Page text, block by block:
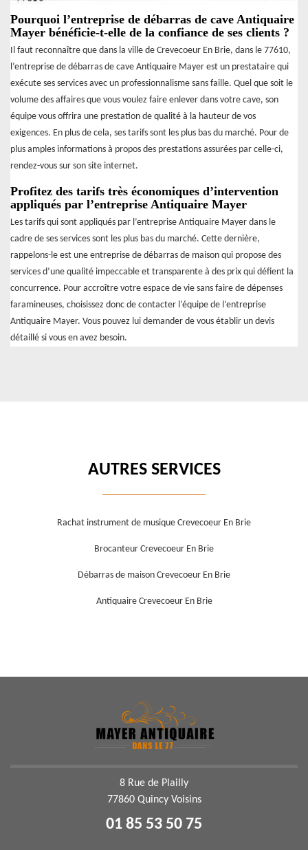
Pourquoi l’entreprise de débarras de cave Antiquaire
Mayer bénéficie-t-elle de la confiance de ses clients ?
Il faut reconnaître que dans la ville de Crevecoeur En Brie, dans le 77610,
l’entreprise de débarras de cave Antiquaire Mayer est un prestataire qui
exécute ses services avec un professionnalisme sans faille. Quel que soit le
volume des affaires que vous voulez faire enlever dans votre cave, son
équipe vous offrira une prestation de qualité à la hauteur de vos
exigences. En plus de cela, ses tarifs sont les plus bas du marché. Pour de
plus amples informations à propos des prestations assurées par celle-ci,
rendez-vous sur son site internet.
Profitez des tarifs très économiques d’intervention
appliqués par l’entreprise Antiquaire Mayer
Les tarifs qui sont appliqués par l’entreprise Antiquaire Mayer dans le
cadre de ses services sont les plus bas du marché. Cette dernière,
rappelons-le est une entreprise de débarras de maison qui propose des
services d’une qualité impeccable et transparente à des prix qui défient la
concurrence. Pour accroître votre espace de vie sans faire de dépenses
faramineuses, choisissez donc de contacter l’équipe de l’entreprise
Antiquaire Mayer. Vous pouvez lui demander de vous établir un devis
détaillé si vous en avez besoin.
AUTRES SERVICES
Rachat instrument de musique Crevecoeur En Brie
Brocanteur Crevecoeur En Brie
Débarras de maison Crevecoeur En Brie
Antiquaire Crevecoeur En Brie
8 Rue de Plailly
77860 Quincy Voisins
01 85 53 50 75